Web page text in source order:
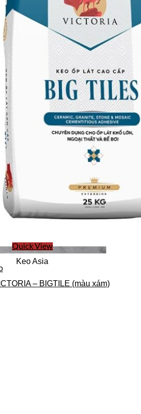
Quick View
Keo Asia
– BIGTILE (màu xám)